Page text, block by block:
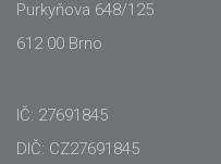
Purkyňova 648/125
612 00 Brno
IČ: 27691845
DIČ: CZ27691845